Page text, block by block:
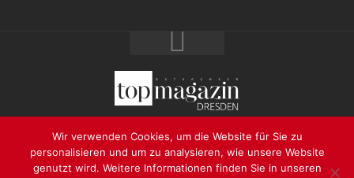
2026 progressmedia Verlag & Werbeagentur GmbH • Bautzner
Landstraße 62 • 01324 Dresden
Wir verwenden Cookies, um die Website für Sie zu
personalisieren und um zu analysieren, wie unsere Website
genutzt wird. Weitere Informationen finden Sie in unseren